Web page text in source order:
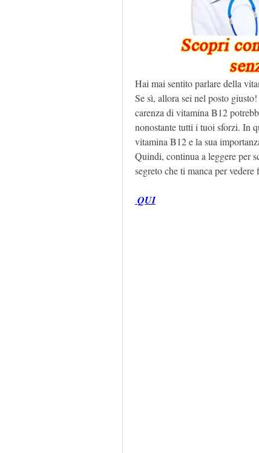
Hai mai sentito parlare della
Se sì, allora sei nel posto
carenza di vitamina B12
nonostante tutti i tuoi sforzi. In
vitamina B12 e la sua
Quindi, continua a leggere per
segreto che ti manca per
QUI